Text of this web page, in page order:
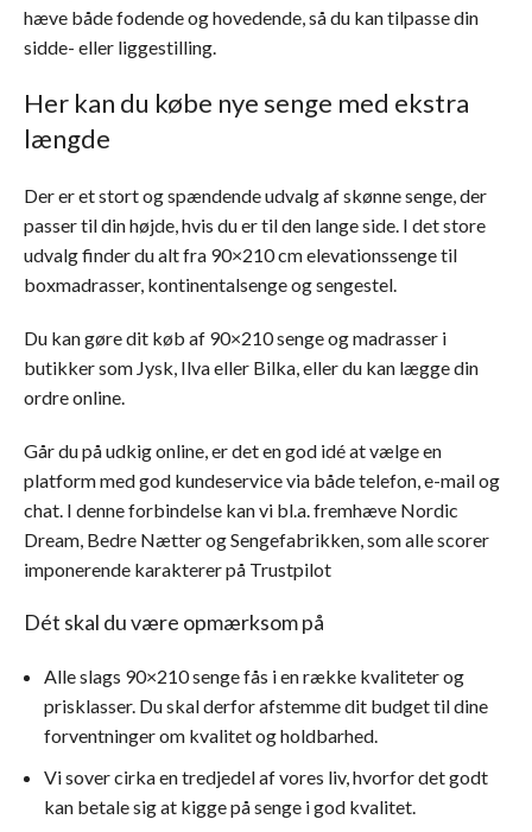
hæve både fodende og hovedende, så du kan tilpasse din
sidde- eller liggestilling.
Her kan du købe nye senge med ekstra
længde
Der er et stort og spændende udvalg af skønne senge, der
passer til din højde, hvis du er til den lange side. I det store
udvalg finder du alt fra 90×210 cm elevationssenge til
boxmadrasser, kontinentalsenge og sengestel.
Du kan gøre dit køb af 90×210 senge og madrasser i
butikker som Jysk, Ilva eller Bilka, eller du kan lægge din
ordre online.
Går du på udkig online, er det en god idé at vælge en
platform med god kundeservice via både telefon, e-mail og
chat. I denne forbindelse kan vi bl.a. fremhæve Nordic
Dream, Bedre Nætter og Sengefabrikken, som alle scorer
imponerende karakterer på Trustpilot
Dét skal du være opmærksom på
Alle slags 90×210 senge fås i en række kvaliteter og
prisklasser. Du skal derfor afstemme dit budget til dine
forventninger om kvalitet og holdbarhed.
Vi sover cirka en tredjedel af vores liv, hvorfor det godt
kan betale sig at kigge på senge i god kvalitet.